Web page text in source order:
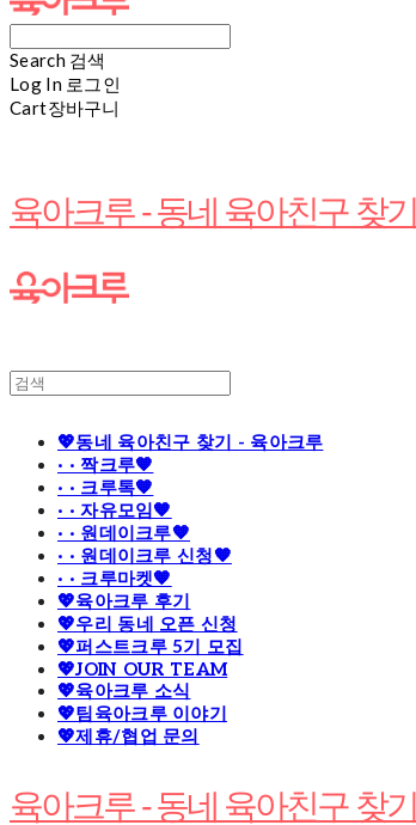
Search 검색
Log In 로그인
Cart장바구니
육아크루 - 동네 육아친구 찾기
💖동네 육아친구 찾기 - 육아크루
· · 짝크루🧡
· · 크루톡🧡
· · 자유모임🧡
· · 원데이크루🧡
· · 원데이크루 신청🧡
· · 크루마켓🧡
💖육아크루 후기
💖우리 동네 오픈 신청
💖퍼스트크루 5기 모집
💖JOIN OUR TEAM
💖육아크루 소식
💖팀육아크루 이야기
💖제휴/협업 문의
육아크루 - 동네 육아친구 찾기